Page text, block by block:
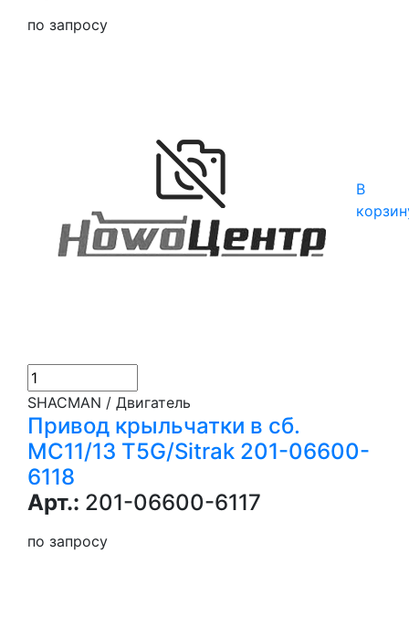
по запросу
В
SHACMAN / Двигатель
Привод крыльчатки в сб.
МС11/13 T5G/Sitrak 201-06600-
6118
Арт.: 201-06600-6117
по запросу